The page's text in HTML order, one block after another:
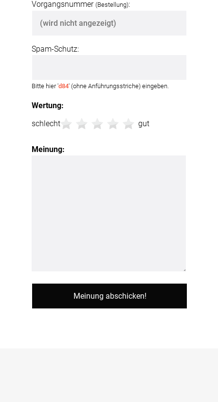
Wertung:
schlecht
gut
Meinung:
Vorgangsnummer (Bestellung):
Spam-Schutz:
Bitte hier 'd84' (ohne Anführungsstriche) eingeben.